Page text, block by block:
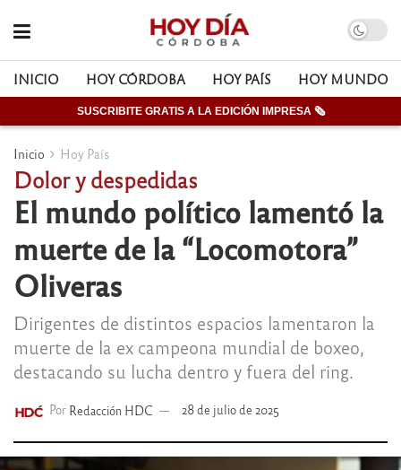
INICIO HOY CÓRDOBA HOY PAÍS HOY MUNDO
SUSCRIBITE GRATIS A LA EDICIÓN IMPRESA 🗞
Inicio Hoy País
Dolor y despedidas
El mundo político lamentó la
muerte de la “Locomotora”
Oliveras
Dirigentes de distintos espacios lamentaron la
muerte de la ex campeona mundial de boxeo,
destacando su lucha dentro y fuera del ring.
Por Redacción HDC 28 de julio de 2025